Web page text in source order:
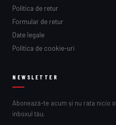
Politica de retur
Formular de retur
Date legale
Politica de cookie-uri
NEWSLETTER
Abonează-te acum și nu rata nicio
inboxul tău.